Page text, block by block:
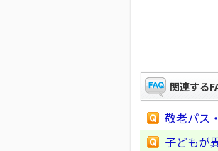
関連する
敬老パス
子どもが